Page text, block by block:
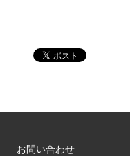
お問い合わせ